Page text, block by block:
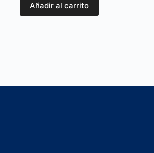
Añadir al carrito